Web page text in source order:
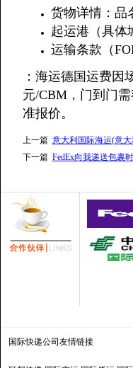
货物详情：品
起运港（具体
运输条款（
：海运德国运费因
元/CBM，门到门
准报价。
上一篇 意大利国际海运(意
下一篇 FedEx向我递送包裹
国际快递公司 友情链接